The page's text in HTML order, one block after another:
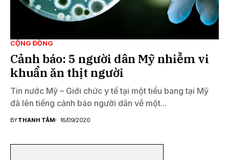
CỘNG ĐỒNG
Cảnh báo: 5 người dân Mỹ nhiễm vi
khuẩn ăn thịt người
Tin nước Mỹ – Giới chức y tế tại một tiểu bang tại Mỹ
đã lên tiếng cảnh báo người dân về một...
BYTHANH TÂM 16/09/2020